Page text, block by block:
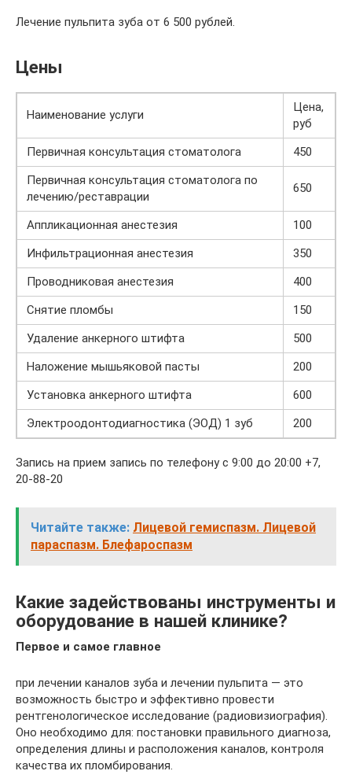
Лечение пульпита зуба от 6 500 рублей.
Цены
Наименование услуги
Цена,
руб
Первичная консультация стоматолога
450
Первичная консультация стоматолога по
лечению/реставрации
650
Аппликационная анестезия
100
Инфильтрационная анестезия
350
Проводниковая анестезия
400
Снятие пломбы
150
Удаление анкерного штифта
500
Наложение мышьяковой пасты
200
Установка анкерного штифта
600
Электроодонтодиагностика (ЭОД) 1 зуб
200
Запись на прием запись по телефону с 9:00 до 20:00 +7,
20-88-20
Читайте также: Лицевой гемиспазм. Лицевой
параспазм. Блефароспазм
Какие задействованы инструменты и
оборудование в нашей клинике?
Первое и самое главное
при лечении каналов зуба и лечении пульпита — это
возможность быстро и эффективно провести
рентгенологическое исследование (радиовизиография).
Оно необходимо для: постановки правильного диагноза,
определения длины и расположения каналов, контроля
качества их пломбирования.